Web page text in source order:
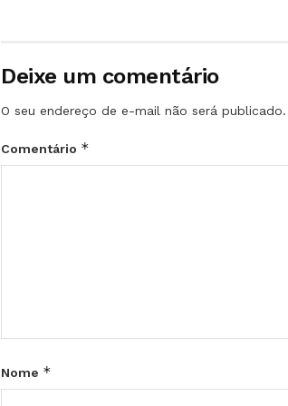
Deixe um comentário
O seu endereço de e-mail não será publicado.
Comentário *
Nome *